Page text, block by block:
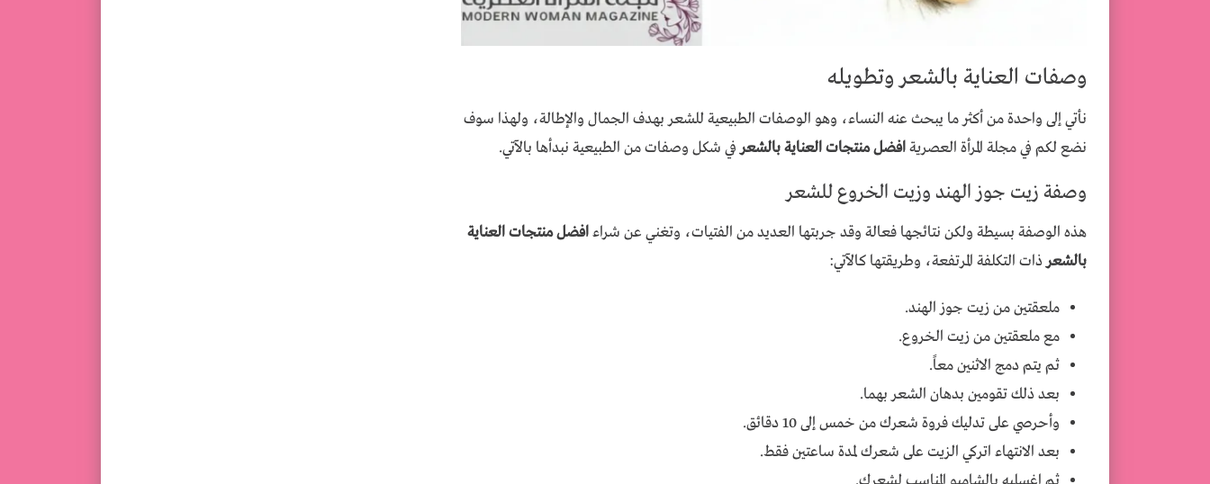
وصفات العناية بالشعر وتطويله
نأتي إلى واحدة من أكثر ما يبحث عنه النساء، وهو الوصفات الطبيعية للشعر بهدف الجمال والإطالة، ولهذا سوف
نضع لكم في مجلة المرأة العصريةافضل منتجات العناية بالشعرفي شكل وصفات من الطبيعية نبدأها بالآتي.
وصفة زيت جوز الهند وزيت الخروع للشعر
هذه الوصفة بسيطة ولكن نتائجها فعالة وقد جربتها العديد من الفتيات، وتغني عن شراءافضل منتجات العناية
بالشعرذات التكلفة المرتفعة، وطريقتها كالآتي:
ملعقتين من زيت جوز الهند.
مع ملعقتين من زيت الخروع.
ثم يتم دمج الاثنين معاً.
بعد ذلك تقومين بدهان الشعر بهما.
وأحرصي على تدليك فروة شعرك من خمس إلى 10 دقائق.
بعد الانتهاء اتركي الزيت على شعرك لمدة ساعتين فقط.